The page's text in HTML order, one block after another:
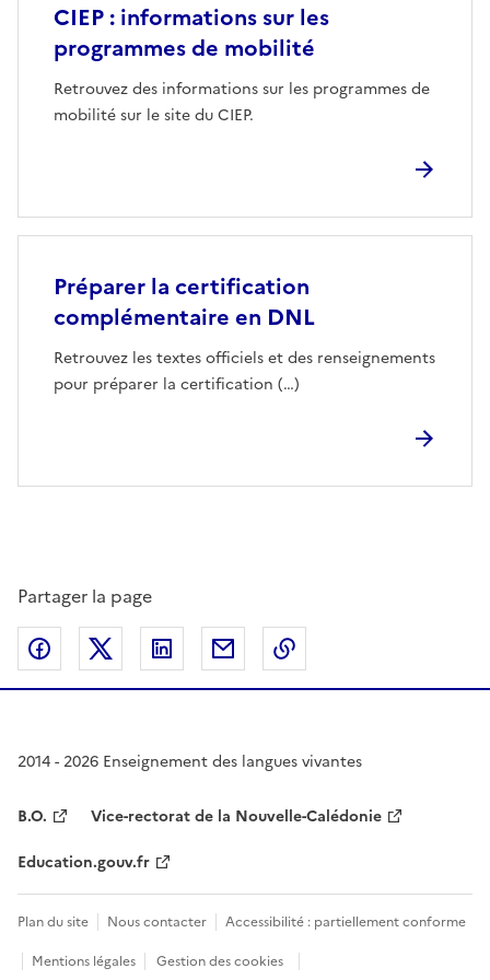
CIEP : informations sur les
programmes de mobilité
Retrouvez des informations sur les programmes de
mobilité sur le site du CIEP.
Préparer la certification
complémentaire en DNL
Retrouvez les textes officiels et des renseignements
pour préparer la certification (…)
Partager la page
Partager sur Facebook
Partager sur Twitter
Partager sur LinkedIn
Partager par email
2014 - 2026 Enseignement des langues vivantes
B.O.
Vice-rectorat de la Nouvelle-Calédonie
Education.gouv.fr
Plan du site Nous contacter
Accessibilité : partiellement conforme
Mentions légales
Gestion des cookies